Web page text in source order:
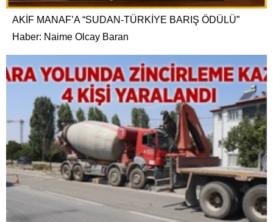
AKİF MANAF’A “SUDAN-TÜRKİYE BARIŞ ÖDÜLÜ”
Haber: Naime Olcay Baran